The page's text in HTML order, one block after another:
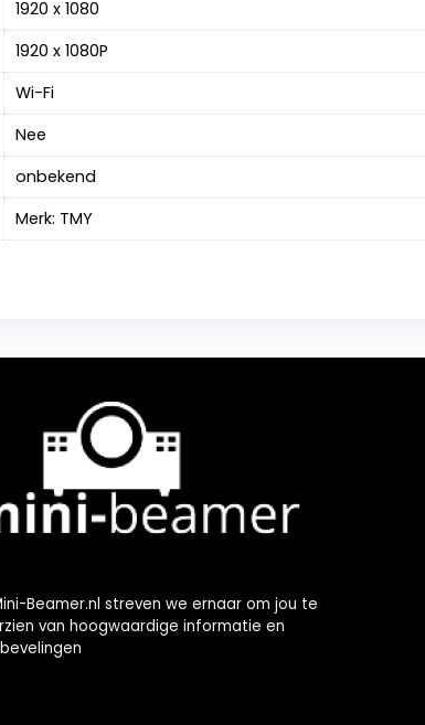
‎1920 x 1080
‎1920 x 1080P
‎Wi-Fi
‎Nee
‎onbekend
Merk: TMY
Beamer.nl streven we ernaar om jou te
van hoogwaardige informatie en